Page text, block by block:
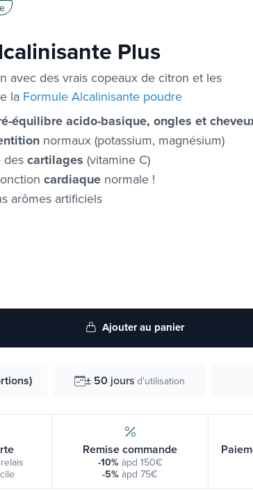
Plus
avec des vrais copeaux de citron et les
la Formule Alcalinisante poudre
équilibre acido-basique, ongles et
normaux (potassium, magnésium)
descartilages (vitamine C)
cardiaque normale !
arômes artificiels
Ajouter au panier
± 50 jours d'utilisation
Remise commande
-10%àpd 150€
-5% àpd 75€